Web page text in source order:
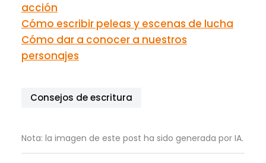
acción
Cómo escribir peleas y escenas de lucha
Cómo dar a conocer a nuestros
personajes
Consejos de escritura
Nota: la imagen de este post ha sido generada por IA.